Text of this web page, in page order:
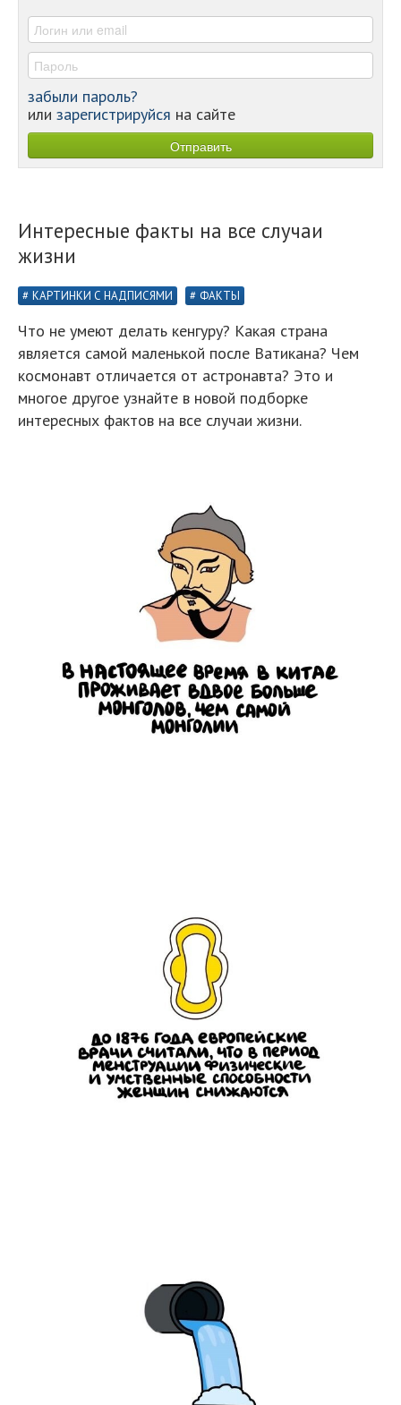
-
забыли пароль?
или зарегистрируйся на сайте
Интересные факты на все случаи
жизни
КАРТИНКИ С НАДПИСЯМИ ФАКТЫ
Что не умеют делать кенгуру? Какая страна
является самой маленькой после Ватикана? Чем
космонавт отличается от астронавта? Это и
многое другое узнайте в новой подборке
интересных фактов на все случаи жизни.